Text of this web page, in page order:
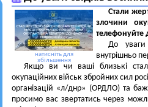
натисніть для
збільшення
Стали
злочини
телефонуйте
До уваги
внутрішньо
Якщо ви чи ваші близькі
окупаційних військ збройних сил
організацій «л/днр» (ОРДЛО) та
просимо вас звертатись через